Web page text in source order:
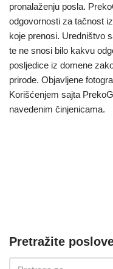
pronalaženju posla.
odgovornosti za tačnost
koje prenosi. Uredništvo
te ne snosi bilo kakvu
posljedice iz domene
prirode. Objavljene
Korišćenjem sajta
navedenim činjenicama.
Pretražite